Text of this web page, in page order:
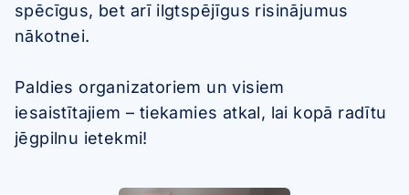
spēcīgus, bet arī ilgtspējīgus risinājumus
nākotnei.
Paldies organizatoriem un visiem
iesaistītajiem – tiekamies atkal, lai kopā radītu
jēgpilnu ietekmi!